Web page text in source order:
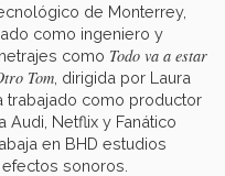
de Monterrey,
como ingeniero y
como Todo va a estar
Tom , dirigida por Laura
trabajado como productor
Netflix y Fanático
en BHD estudios
sonoros.